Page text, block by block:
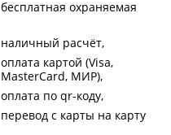
бесплатная охраняемая
наличный расчёт
оплата картой (Visa,
MasterCard, МИР)
оплата по qr-коду
перевод с карты на карту